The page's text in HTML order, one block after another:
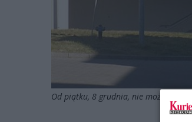
Od piątku, 8 grudnia, nie można